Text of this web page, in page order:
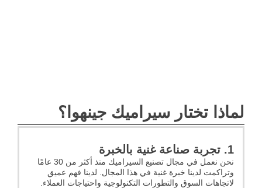
لماذا تختار سيراميك جينهوا؟
1. تجربة صناعة غنية بالخبرة
نحن نعمل في مجال تصنيع السيراميك منذ أكثر من 30 عامًا
وتراكمت لدينا خبرة غنية في هذا المجال. لدينا فهم عميق
لاتجاهات السوق والتطورات التكنولوجية واحتياجات العملاء.